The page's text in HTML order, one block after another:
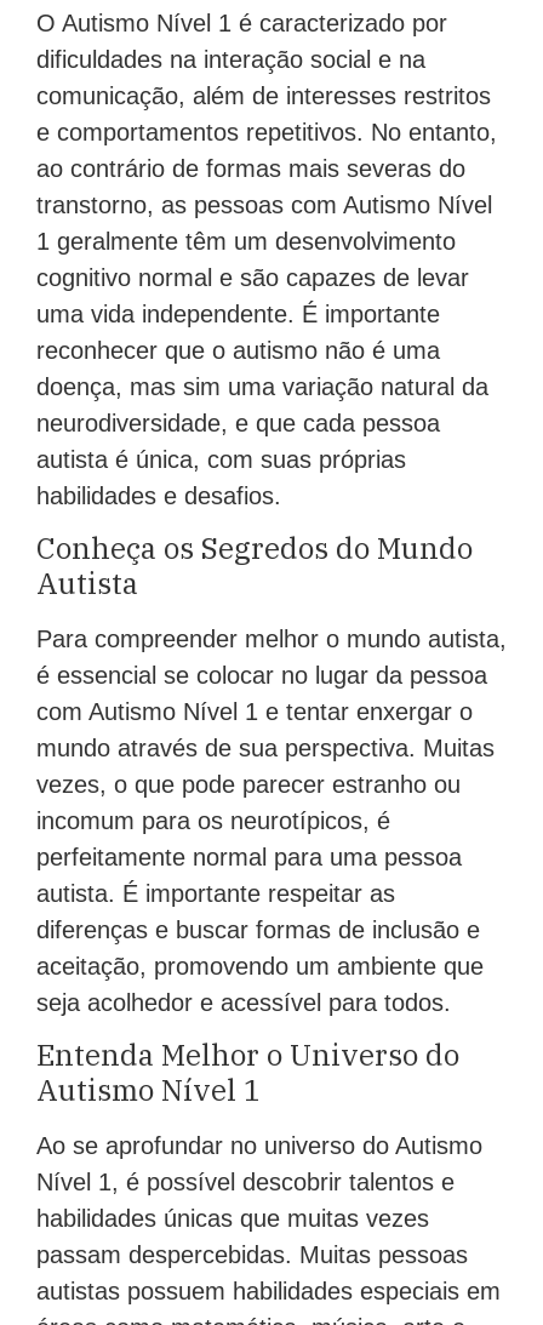
O Autismo Nível 1 é caracterizado por
dificuldades na interação social e na
comunicação, além de interesses restritos
e comportamentos repetitivos. No entanto,
ao contrário de formas mais severas do
transtorno, as pessoas com Autismo Nível
1 geralmente têm um desenvolvimento
cognitivo normal e são capazes de levar
uma vida independente. É importante
reconhecer que o autismo não é uma
doença, mas sim uma variação natural da
neurodiversidade, e que cada pessoa
autista é única, com suas próprias
habilidades e desafios.
Conheça os Segredos do Mundo
Autista
Para compreender melhor o mundo autista,
é essencial se colocar no lugar da pessoa
com Autismo Nível 1 e tentar enxergar o
mundo através de sua perspectiva. Muitas
vezes, o que pode parecer estranho ou
incomum para os neurotípicos, é
perfeitamente normal para uma pessoa
autista. É importante respeitar as
diferenças e buscar formas de inclusão e
aceitação, promovendo um ambiente que
seja acolhedor e acessível para todos.
Entenda Melhor o Universo do
Autismo Nível 1
Ao se aprofundar no universo do Autismo
Nível 1, é possível descobrir talentos e
habilidades únicas que muitas vezes
passam despercebidas. Muitas pessoas
autistas possuem habilidades especiais em